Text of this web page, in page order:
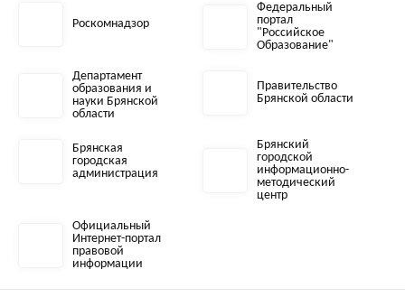
Роскомнадзор
Федеральный
портал
"Российское
Образование"
Департамент
образования и
науки Брянской
области
Правительство
Брянской области
Брянская
городская
администрация
Брянский
городской
информационно-
методический
центр
Официальный
Интернет-портал
правовой
информации